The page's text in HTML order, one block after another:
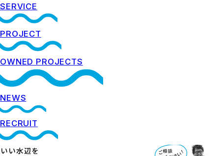
SERVICE
PROJECT
OWNED PROJECTS
NEWS
RECRUIT
いい水辺を